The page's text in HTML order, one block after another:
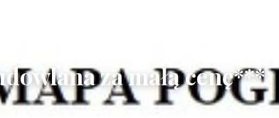
za małą cenę***